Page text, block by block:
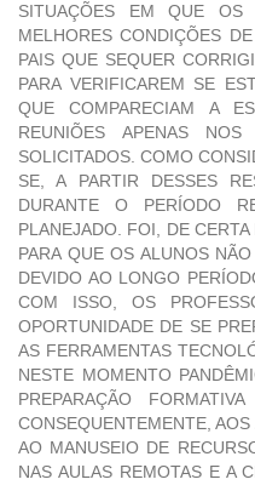
SITUAÇÕES EM QUE OS
MELHORES CONDIÇÕES
PAIS QUE SEQUER
PARA VERIFICAREM SE
QUE COMPARECIAM A
REUNIÕES APENAS
SOLICITADOS. COMO
SE, A PARTIR DESSES
DURANTE O PERÍODO
PLANEJADO. FOI, DE
PARA QUE OS ALUNOS
DEVIDO AO LONGO
COM ISSO, OS
OPORTUNIDADE DE SE
AS FERRAMENTAS
NESTE MOMENTO
PREPARAÇÃO
CONSEQUENTEMENTE,
AO MANUSEIO DE
NAS AULAS REMOTAS E A